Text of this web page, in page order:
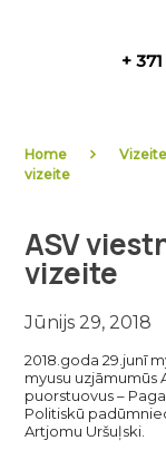
+
Home
vizeite
ASV
vizeite
Jūnijs 29, 2018
2018.goda 29.junī
myusu uzjāmumūs
puorstuovus –
Politiskū
Artjomu Uršuļski.